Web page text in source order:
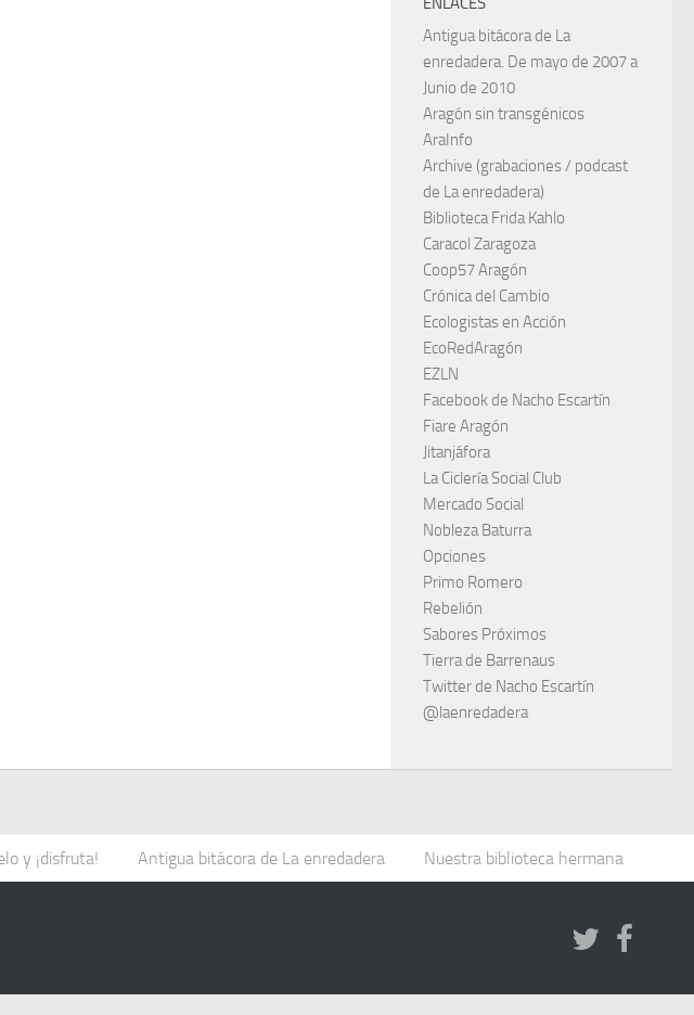
Antigua bitácora de La
enredadera. De mayo de 2007 a
Junio de 2010
Aragón sin transgénicos
AraInfo
Archive (grabaciones / podcast
de La enredadera)
Biblioteca Frida Kahlo
Caracol Zaragoza
Coop57 Aragón
Crónica del Cambio
Ecologistas en Acción
EcoRedAragón
EZLN
Facebook de Nacho Escartín
Fiare Aragón
Jitanjáfora
La Ciclería Social Club
Mercado Social
Nobleza Baturra
Opciones
Primo Romero
Rebelión
Sabores Próximos
Tierra de Barrenaus
Twitter de Nacho Escartín
@laenredadera
y ¡disfruta! Antigua bitácora de La enredadera Nuestra biblioteca hermana